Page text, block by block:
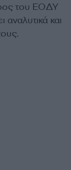
του ΕΟΔΥ
και